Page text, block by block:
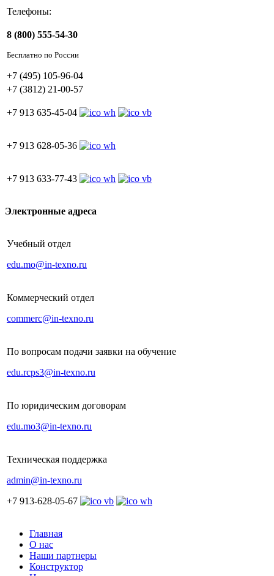
Телефоны:
8 (800) 555-54-30
Бесплатно по России
+7 (495) 105-96-04
+7 (3812) 21-00-57
+7 913 635-45-04
+7 913 628-05-36
+7 913 633-77-43
Электронные адреса
Учебный отдел
edu.mo@in-texno.ru
Коммерческий отдел
commerc@in-texno.ru
По вопросам подачи заявки на обучение
edu.rcps3@in-texno.ru
По юридическим договорам
edu.mo3@in-texno.ru
Техническая поддержка
admin@in-texno.ru
+7 913-628-05-67
Главная
О нас
Наши партнеры
Конструктор